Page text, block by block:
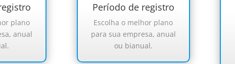
plano
anual
Período de registro
Escolha o melhor plano
para sua empresa, anual
ou bianual.